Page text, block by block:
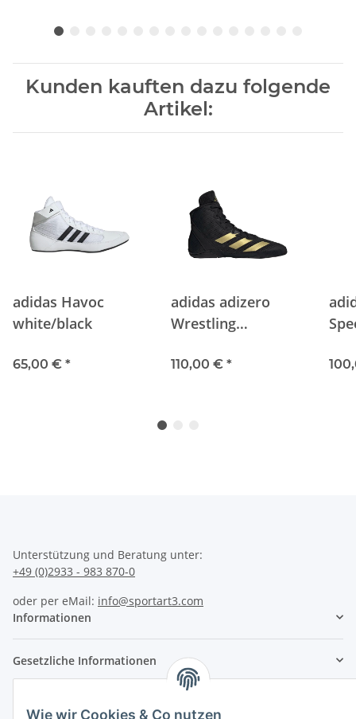
Kunden kauften dazu folgende
Artikel:
adidas Havoc
white/black
65,00 € *
adidas adizero
Wrestling
110,00 € *
Unterstützung und Beratung unter:
+49 (0)2933 - 983 870-0
oder per eMail: info@sportart3.com
Informationen
Gesetzliche Informationen
Wie wir Cookies & Co nutzen